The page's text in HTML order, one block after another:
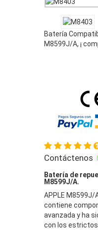
Batería
M8599J/A, ¡
Contáctenos
Batería de
M8599J/A.
APPLE M8599J/
contiene
avanzada y ha
con los